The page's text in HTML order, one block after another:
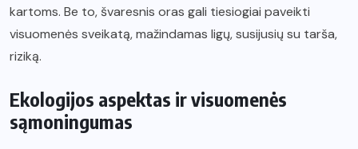
kartoms. Be to, švaresnis oras gali tiesiogiai paveikti
visuomenės sveikatą, mažindamas ligų, susijusių su tarša,
riziką.
Ekologijos aspektas ir visuomenės
sąmoningumas